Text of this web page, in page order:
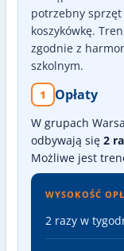
potrzebny
koszykówkę.
zgodnie z
szkolnym.
1 Opłaty
W grupach
odbywają się 2
Możliwe jest
WYSOKOŚĆ
2 razy w